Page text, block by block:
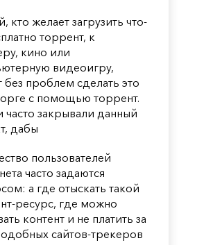
кто желает загрузить что-
торрент, к
кино или
видеоигру,
проблем сделать это
с помощью торрент.
часто закрывали данный
дабы
пользователей
часто задаются
а где отыскать такой
ресурс, где можно
контент и не платить за
сайтов-трекеров